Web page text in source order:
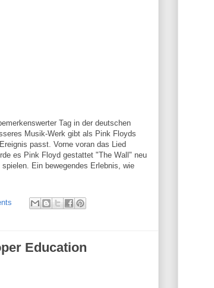
Tag in der deutschen
Musik-Werk gibt als Pink Floyds
passt. Vorne voran das Lied
es Pink Floyd gestattet "The Wall" neu
Ein bewegendes Erlebnis, wie
Education